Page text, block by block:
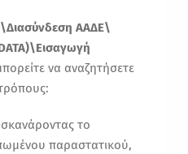
ΑΑΔΕ\
να αναζητήσετε
το
παραστατικού,